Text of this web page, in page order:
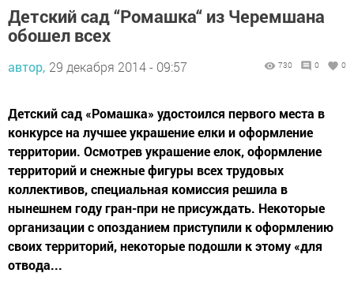
Детский сад “Ромашка“ из Черемшана
обошел всех
автор, 29 декабря 2014 - 09:57 730 0 0
Детский сад «Ромашка» удостоился первого места в
конкурсе на лучшее украшение елки и оформление
территории. Осмотрев украшение елок, оформление
территорий и снежные фигуры всех трудовых
коллективов, специальная комиссия решила в
нынешнем году гран-при не присуждать. Некоторые
организации с опозданием приступили к оформлению
своих территорий, некоторые подошли к этому «для
отвода...